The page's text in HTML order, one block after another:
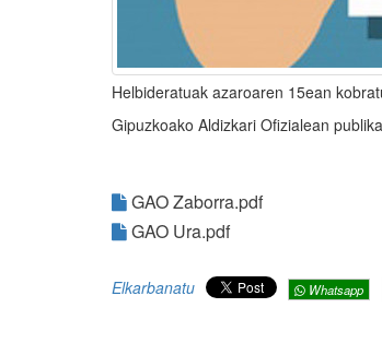
Helbideratuak azaroaren 15ean
Gipuzkoako Aldizkari Ofizialean
GAO Zaborra.pdf
GAO Ura.pdf
Elkarbanatu Whatsapp